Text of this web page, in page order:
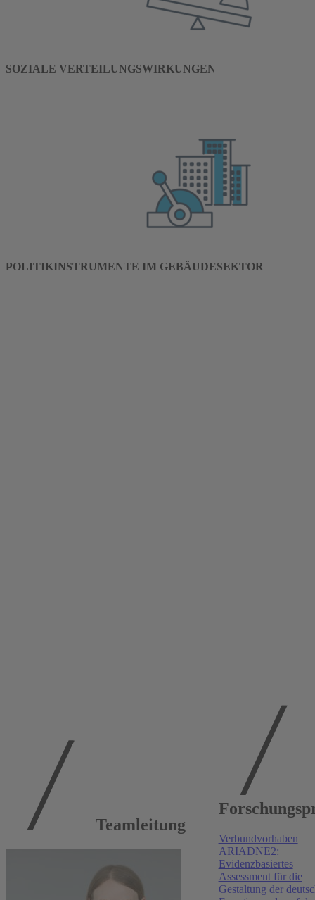
SOZIALE VERTEILUNGSWIRKUNGEN
POLITIKINSTRUMENTE IM GEBÄUDESEKTOR
Publikationen am
RWI
Cost sharing mechanisms for carbon pricing: What
drives support in the housing sector?
Verbundvorhaben
ARIADNE2:
Evidenzbasiertes
Assessment für die
Gestaltung der
Teamleitung